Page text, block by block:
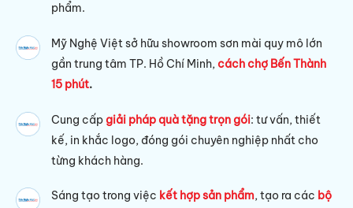
phẩm.
Mỹ Nghệ Việt sở hữu showroom sơn mài quy mô lớn
gần trung tâm TP. Hồ Chí Minh,cách chợ Bến Thành
15 phút.
Cung cấpgiải pháp quà tặng trọn gói: tư vấn, thiết
kế, in khắc logo, đóng gói chuyên nghiệp nhất cho
từng khách hàng.
Sáng tạo trong việc kết hợp sản phẩm, tạo ra các bộ